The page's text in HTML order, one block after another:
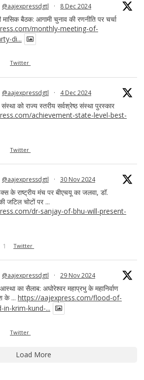
@aajexpressdgtl · 8 Dec 2024
मासिक बैठक: आगामी चुनाव की रणनीति पर चर्चा
monthly-meeting-of-
di...
Twitter
@aajexpressdgtl · 4 Dec 2024
को राज्य स्तरीय सर्वश्रेष्ठ संस्था पुरस्कार
achievement-state-level-best-
Twitter
@aajexpressdgtl · 30 Nov 2024
के राष्ट्रीय मंच पर बीएचयू का जलवा, डॉ.
जटिल चोटों पर ...
dr-sanjay-of-bhu-will-present-
1 Twitter
@aajexpressdgtl · 29 Nov 2024
का सैलाब: अघोरेश्वर महाप्रभु के महानिर्वाण
के ... https://aajexpress.com/flood-of-
krim-kund-...
Twitter
Load More